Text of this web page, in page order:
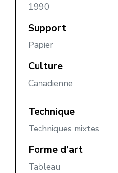
1990
Support
Papier
Culture
Canadienne
Technique
Techniques mixtes
Forme d’art
Tableau